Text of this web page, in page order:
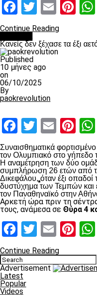
Facebook
Twitter
Email
Continue Reading
Κανείς δεν ξέχασε τα έξι
Published
10 μήνες ago
on
06/10/2025
By
paokrevolution
Facebook
Twitter
Email
Συναισθηματικά
τον Ολυμπιακό στο γήπεδο
Η αναμέτρηση των δύο
συμπλήρωση 26 ετών από
Δικεφάλου, όταν έξι
δυστύχημα των Τεμπών
τον Παναθηναϊκό στην
Αρκετή ώρα πριν τη
τους, ανάμεσα σε Θύρα 4
Facebook
Twitter
Email
Continue Reading
Advertisement
Latest
Popular
Videos